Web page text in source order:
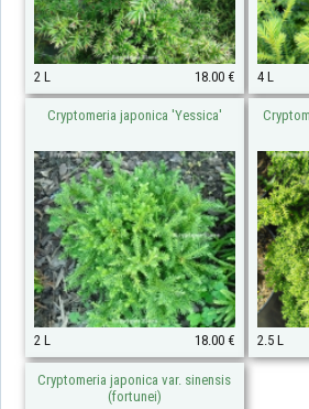
2 L 18.00 € 4 L
Cryptomeria japonica 'Yessica'
2 L 18.00 € 2.5 L
Cryptomeria japonica var. sinensis
(fortunei)